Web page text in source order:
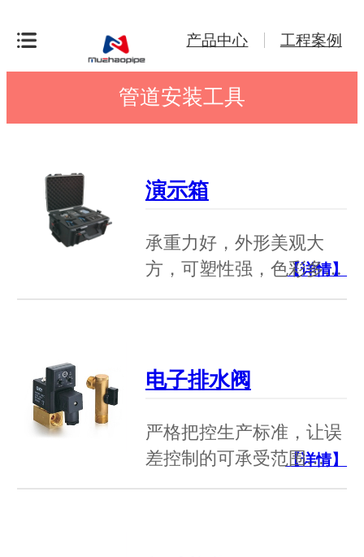
产品中心 工程案例
管道安装工具
演示箱
承重力好，外形美观大
方，可塑性强，色彩多…
【详情】
电子排水阀
严格把控生产标准，让误
差控制的可承受范围…
【详情】